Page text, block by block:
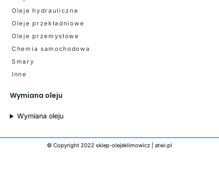
Oleje hydrauliczne
Oleje przekładniowe
Oleje przemysłowe
Chemia samochodowa
Smary
Inne
Wymiana oleju
Wymiana oleju
© Copyright 2022 sklep-olejeklimowicz | atwi.pl